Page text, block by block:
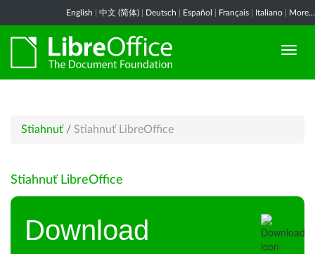
English 中文 (简体) Deutsch Español Français Italiano More...
Stiahnuť / Stiahnuť LibreOffice
Stiahnuť LibreOffice
Download